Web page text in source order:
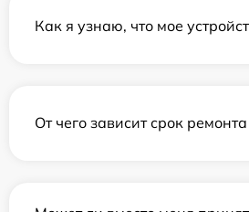
Как я узнаю, что мое
От чего зависит срок